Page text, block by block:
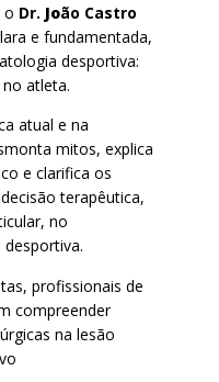
o Dr. João Castro
e fundamentada,
desportiva:
atleta.
atual e na
mitos, explica
e clarifica os
terapêutica,
no
profissionais de
compreender
na lesão